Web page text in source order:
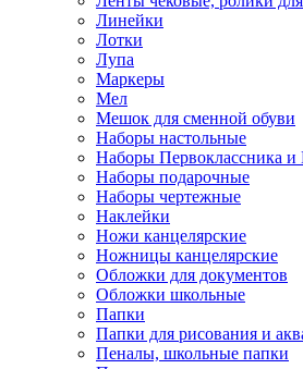
Линейки
Лотки
Лупа
Маркеры
Мел
Мешок для сменной обуви
Наборы настольные
Наборы Первоклассника
Наборы подарочные
Наборы чертежные
Наклейки
Ножи канцелярские
Ножницы канцелярские
Обложки для документов
Обложки школьные
Папки
Папки для рисования и
Пеналы, школьные папки